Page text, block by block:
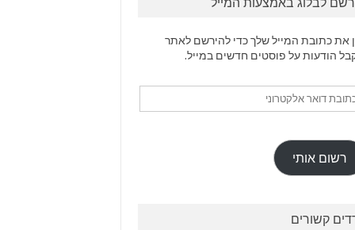
את כתובת המייל שלך כדי להירשם לאתר
הודעות על פוסטים חדשים במייל.
רשום אותי
קשורים